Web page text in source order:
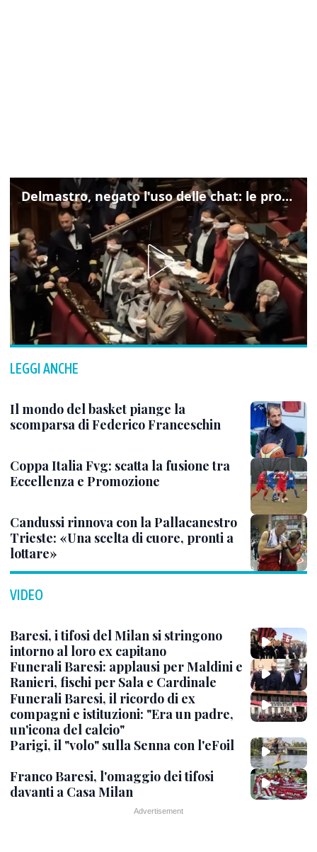
Delmastro, negato l'uso delle chat: le proteste di Avs e M5s
LEGGI ANCHE
Il mondo del basket piange la
scomparsa di Federico Franceschin
Coppa Italia Fvg: scatta la fusione tra
Eccellenza e Promozione
Candussi rinnova con la Pallacanestro
Trieste: «Una scelta di cuore, pronti a
lottare»
VIDEO
Baresi, i tifosi del Milan si stringono
intorno al loro ex capitano
Funerali Baresi: applausi per Maldini e
Ranieri, fischi per Sala e Cardinale
Funerali Baresi, il ricordo di ex
compagni e istituzioni: "Era un padre,
un'icona del calcio"
Parigi, il "volo" sulla Senna con l'eFoil
Franco Baresi, l'omaggio dei tifosi
davanti a Casa Milan